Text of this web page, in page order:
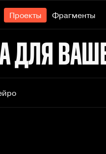
Проекты Фрагменты